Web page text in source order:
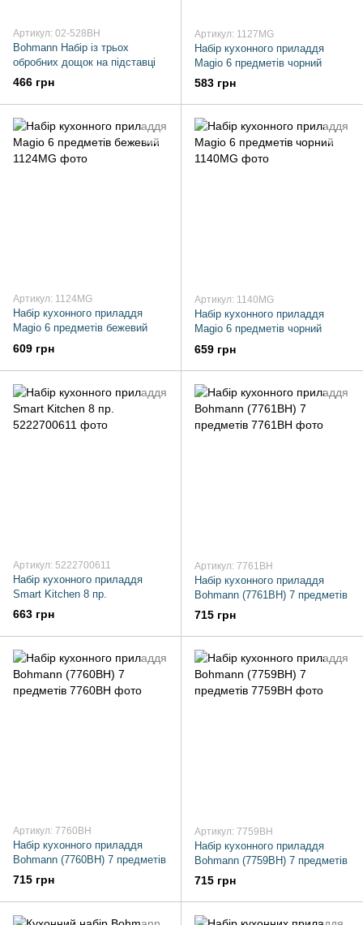
Артикул: 02-528BH
Bohmann Набір із трьох
обробних дощок на підставці
466 грн
Артикул: 1127MG
Набір кухонного приладдя
Magio 6 предметів чорний
583 грн
Артикул: 1124MG
Набір кухонного приладдя
Magio 6 предметів бежевий
609 грн
Артикул: 1140MG
Набір кухонного приладдя
Magio 6 предметів чорний
659 грн
Артикул: 5222700611
Набір кухонного приладдя
Smart Kitchen 8 пр.
663 грн
Артикул: 7761BH
Набір кухонного приладдя
Bohmann (7761BH) 7 предметів
715 грн
Артикул: 7760BH
Набір кухонного приладдя
Bohmann (7760BH) 7 предметів
715 грн
Артикул: 7759BH
Набір кухонного приладдя
Bohmann (7759BH) 7 предметів
715 грн